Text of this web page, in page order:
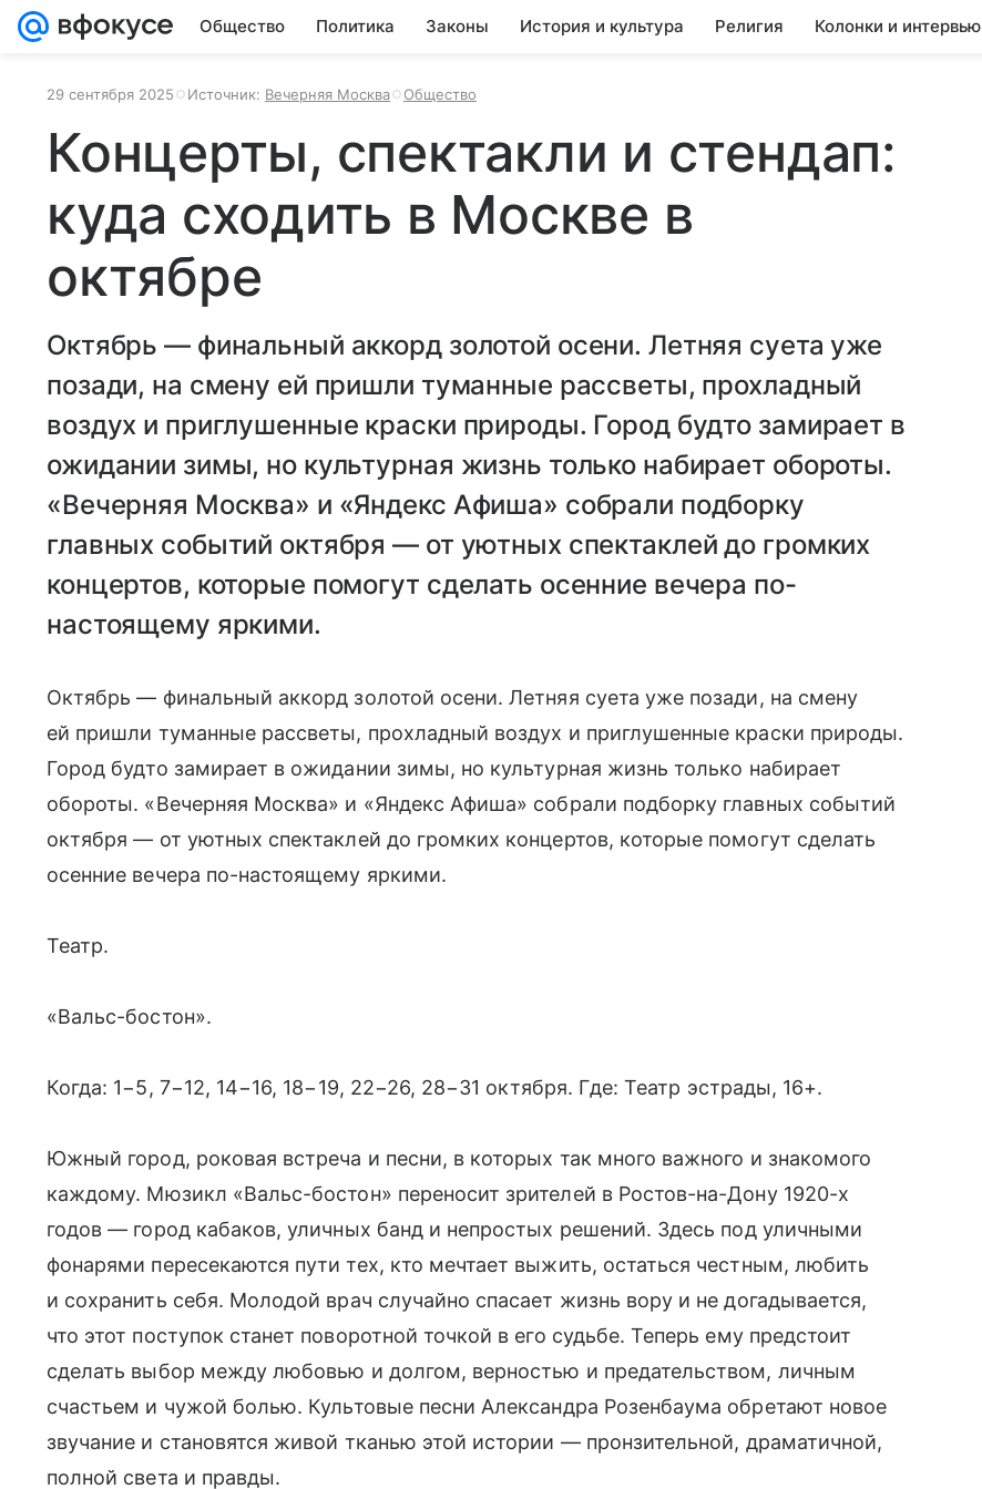
Общество Политика Законы История и культура Религия Колонки и интервью
29 сентября 2025 Источник: Вечерняя Москва Общество
Концерты, спектакли и стендап:
куда сходить в Москве в
октябре
Октябрь — финальный аккорд золотой осени. Летняя суета уже
позади, на смену ей пришли туманные рассветы, прохладный
воздух и приглушенные краски природы. Город будто замирает в
ожидании зимы, но культурная жизнь только набирает обороты.
«Вечерняя Москва» и «Яндекс Афиша» собрали подборку
главных событий октября — от уютных спектаклей до громких
концертов, которые помогут сделать осенние вечера по-
настоящему яркими.
Октябрь — финальный аккорд золотой осени. Летняя суета уже позади, на смену
ей пришли туманные рассветы, прохладный воздух и приглушенные краски природы.
Город будто замирает в ожидании зимы, но культурная жизнь только набирает
обороты. «Вечерняя Москва» и «Яндекс Афиша» собрали подборку главных событий
октября — от уютных спектаклей до громких концертов, которые помогут сделать
осенние вечера по-настоящему яркими.
Театр.
«Вальс-бостон».
Когда: 1−5, 7−12, 14−16, 18−19, 22−26, 28−31 октября. Где: Театр эстрады, 16+.
Южный город, роковая встреча и песни, в которых так много важного и знакомого
каждому. Мюзикл «Вальс-бостон» переносит зрителей в Ростов-на-Дону 1920-х
годов — город кабаков, уличных банд и непростых решений. Здесь под уличными
фонарями пересекаются пути тех, кто мечтает выжить, остаться честным, любить
и сохранить себя. Молодой врач случайно спасает жизнь вору и не догадывается,
что этот поступок станет поворотной точкой в его судьбе. Теперь ему предстоит
сделать выбор между любовью и долгом, верностью и предательством, личным
счастьем и чужой болью. Культовые песни Александра Розенбаума обретают новое
звучание и становятся живой тканью этой истории — пронзительной, драматичной,
полной света и правды.